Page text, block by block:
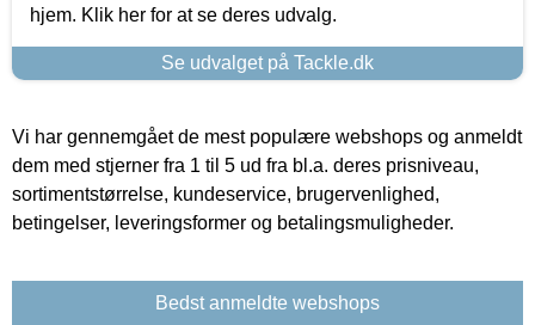
hjem. Klik her for at se deres udvalg.
Se udvalget på Tackle.dk
Vi har gennemgået de mest populære webshops og anmeldt
dem med stjerner fra 1 til 5 ud fra bl.a. deres prisniveau,
sortimentstørrelse, kundeservice, brugervenlighed,
betingelser, leveringsformer og betalingsmuligheder.
Bedst anmeldte webshops